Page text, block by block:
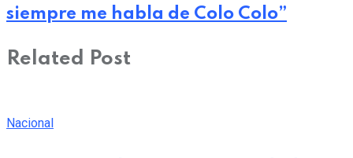
siempre me habla de Colo Colo”
Related Post
Nacional